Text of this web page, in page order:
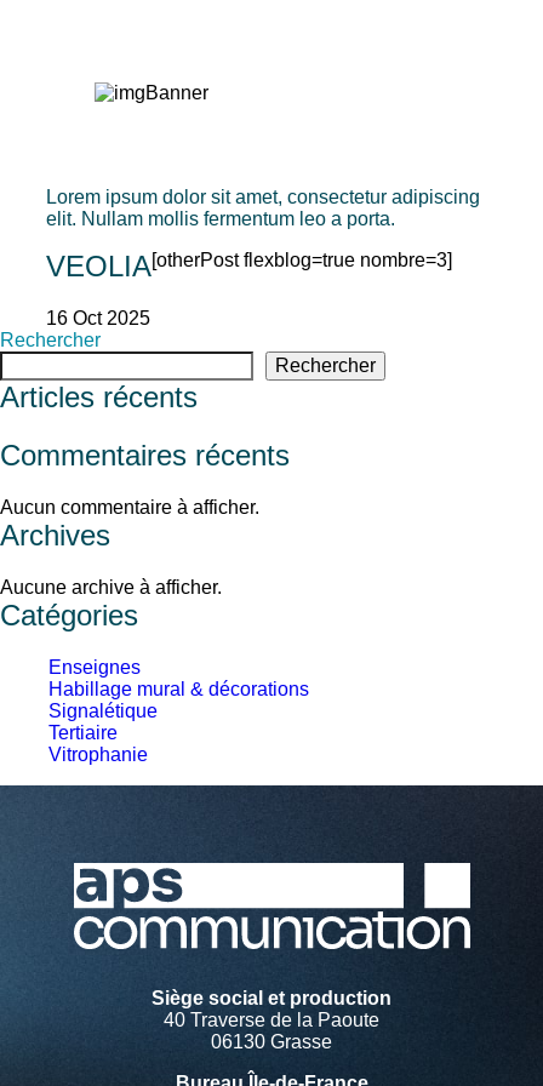
Lorem ipsum dolor sit amet, consectetur adipiscing
elit. Nullam mollis fermentum leo a porta.
VEOLIA
16 Oct 2025
[otherPost flexblog=true nombre=3]
Rechercher
Rechercher
Articles récents
Commentaires récents
Aucun commentaire à afficher.
Archives
Aucune archive à afficher.
Catégories
Enseignes
Habillage mural & décorations
Signalétique
Tertiaire
Vitrophanie
Siège social et production
40 Traverse de la Paoute
06130 Grasse